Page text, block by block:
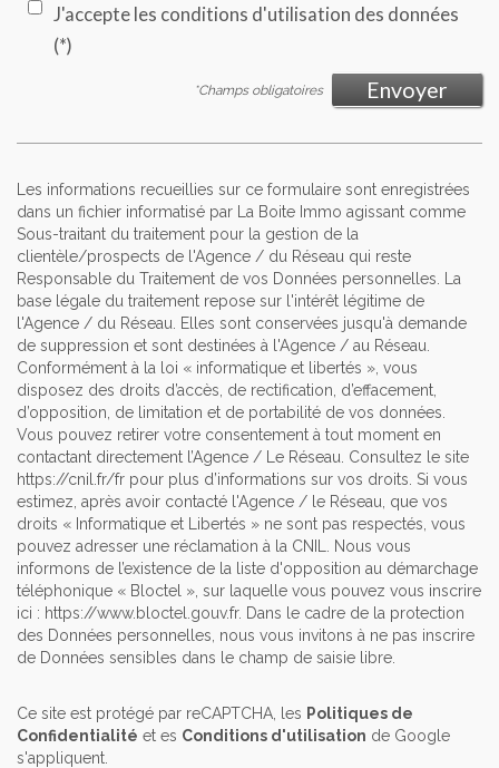
J'accepte les conditions d'utilisation des données
(*)
Envoyer
*Champs obligatoires
Les informations recueillies sur ce formulaire sont enregistrées
dans un fichier informatisé par La Boite Immo agissant comme
Sous-traitant du traitement pour la gestion de la
clientèle/prospects de l'Agence / du Réseau qui reste
Responsable du Traitement de vos Données personnelles. La
base légale du traitement repose sur l'intérêt légitime de
l'Agence / du Réseau. Elles sont conservées jusqu'à demande
de suppression et sont destinées à l'Agence / au Réseau.
Conformément à la loi « informatique et libertés », vous
disposez des droits d’accès, de rectification, d’effacement,
d’opposition, de limitation et de portabilité de vos données.
Vous pouvez retirer votre consentement à tout moment en
contactant directement l’Agence / Le Réseau. Consultez le site
https://cnil.fr/fr pour plus d’informations sur vos droits. Si vous
estimez, après avoir contacté l'Agence / le Réseau, que vos
droits « Informatique et Libertés » ne sont pas respectés, vous
pouvez adresser une réclamation à la CNIL. Nous vous
informons de l’existence de la liste d'opposition au démarchage
téléphonique « Bloctel », sur laquelle vous pouvez vous inscrire
ici : https://www.bloctel.gouv.fr. Dans le cadre de la protection
des Données personnelles, nous vous invitons à ne pas inscrire
de Données sensibles dans le champ de saisie libre.
Ce site est protégé par reCAPTCHA, les Politiques de
Confidentialité et es Conditions d'utilisation de Google
s'appliquent.